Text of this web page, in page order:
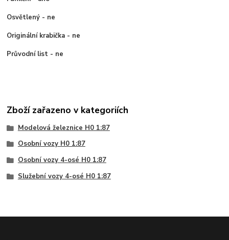
Osvětlený - ne
Originální krabička - ne
Průvodní list - ne
Zboží zařazeno v kategoriích
Modelová železnice H0 1:87
Osobní vozy H0 1:87
Osobní vozy 4-osé H0 1:87
Služební vozy 4-osé H0 1:87